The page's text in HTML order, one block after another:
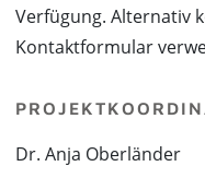
Verfügung. Alternativ
Kontaktformular
Dr. Anja Oberländer